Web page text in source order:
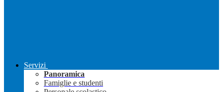
Servizi
Panoramica
Famiglie e studenti